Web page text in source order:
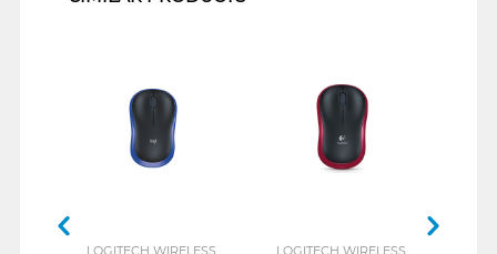
LOGITECH WIRELESS
LOGITECH WIRELESS